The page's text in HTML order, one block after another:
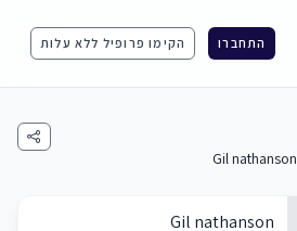
התחברו הקימו פרופיל ללא עלות
Gil nathanson
Gil nathanson